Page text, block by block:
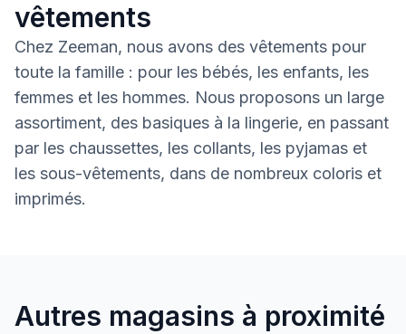
vêtements
Chez Zeeman, nous avons des vêtements pour
toute la famille : pour les bébés, les enfants, les
femmes et les hommes. Nous proposons un large
assortiment, des basiques à la lingerie, en passant
par les chaussettes, les collants, les pyjamas et
les sous-vêtements, dans de nombreux coloris et
imprimés.
Autres magasins à proximité